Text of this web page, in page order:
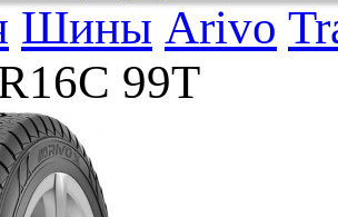
Шины Arivo
99T